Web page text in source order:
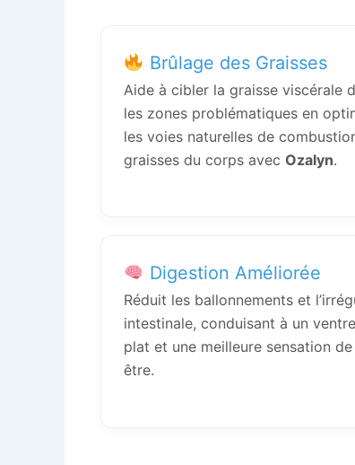
Brûlage des Graisses
Aide à cibler la graisse viscérale
les zones problématiques en
les voies naturelles de
graisses du corps avec Ozalyn.
Digestion Améliorée
Réduit les ballonnements et
intestinale, conduisant à un
plat et une meilleure sensation
être.